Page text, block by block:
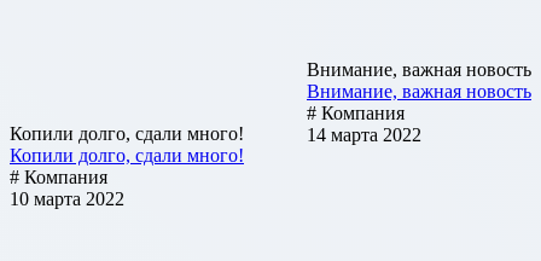
Внимание, важная новость
Внимание, важная новость
# Компания
14 марта 2022
Копили долго, сдали много!
Копили долго, сдали много!
# Компания
10 марта 2022